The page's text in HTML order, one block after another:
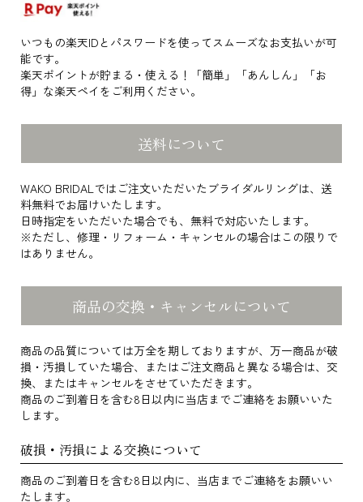
いつもの楽天IDとパスワードを使ってスムーズなお支払いが可
能です。
楽天ポイントが貯まる・使える！「簡単」「あんしん」「お
得」な楽天ペイをご利用ください。
送料について
WAKO BRIDALではご注文いただいたブライダルリングは、送
料無料でお届けいたします。
日時指定をいただいた場合でも、無料で対応いたします。
※ただし、修理・リフォーム・キャンセルの場合はこの限りで
はありません。
商品の交換・キャンセルについて
商品の品質については万全を期しておりますが、万一商品が破
損・汚損していた場合、またはご注文商品と異なる場合は、交
換、またはキャンセルをさせていただきます。
商品のご到着日を含む8日以内に当店までご連絡をお願いいた
します。
破損・汚損による交換について
商品のご到着日を含む8日以内に、当店までご連絡をお願いい
たします。